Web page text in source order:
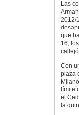
Las
2012/
que
16,
Con
plaza
límite
el
la